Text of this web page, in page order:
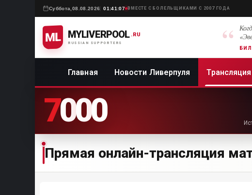
Суббота, 08.08.2026 01:41:07 ВМЕСТЕ С БОЛЕЛЬЩИКАМИ С 2007 ГОДА
ML MYLIVERPOOL
RUSSIAN SUPPORTERS
.RU “
Главная Новости Ливерпуля
7000
Прямая онлайн-трансляция